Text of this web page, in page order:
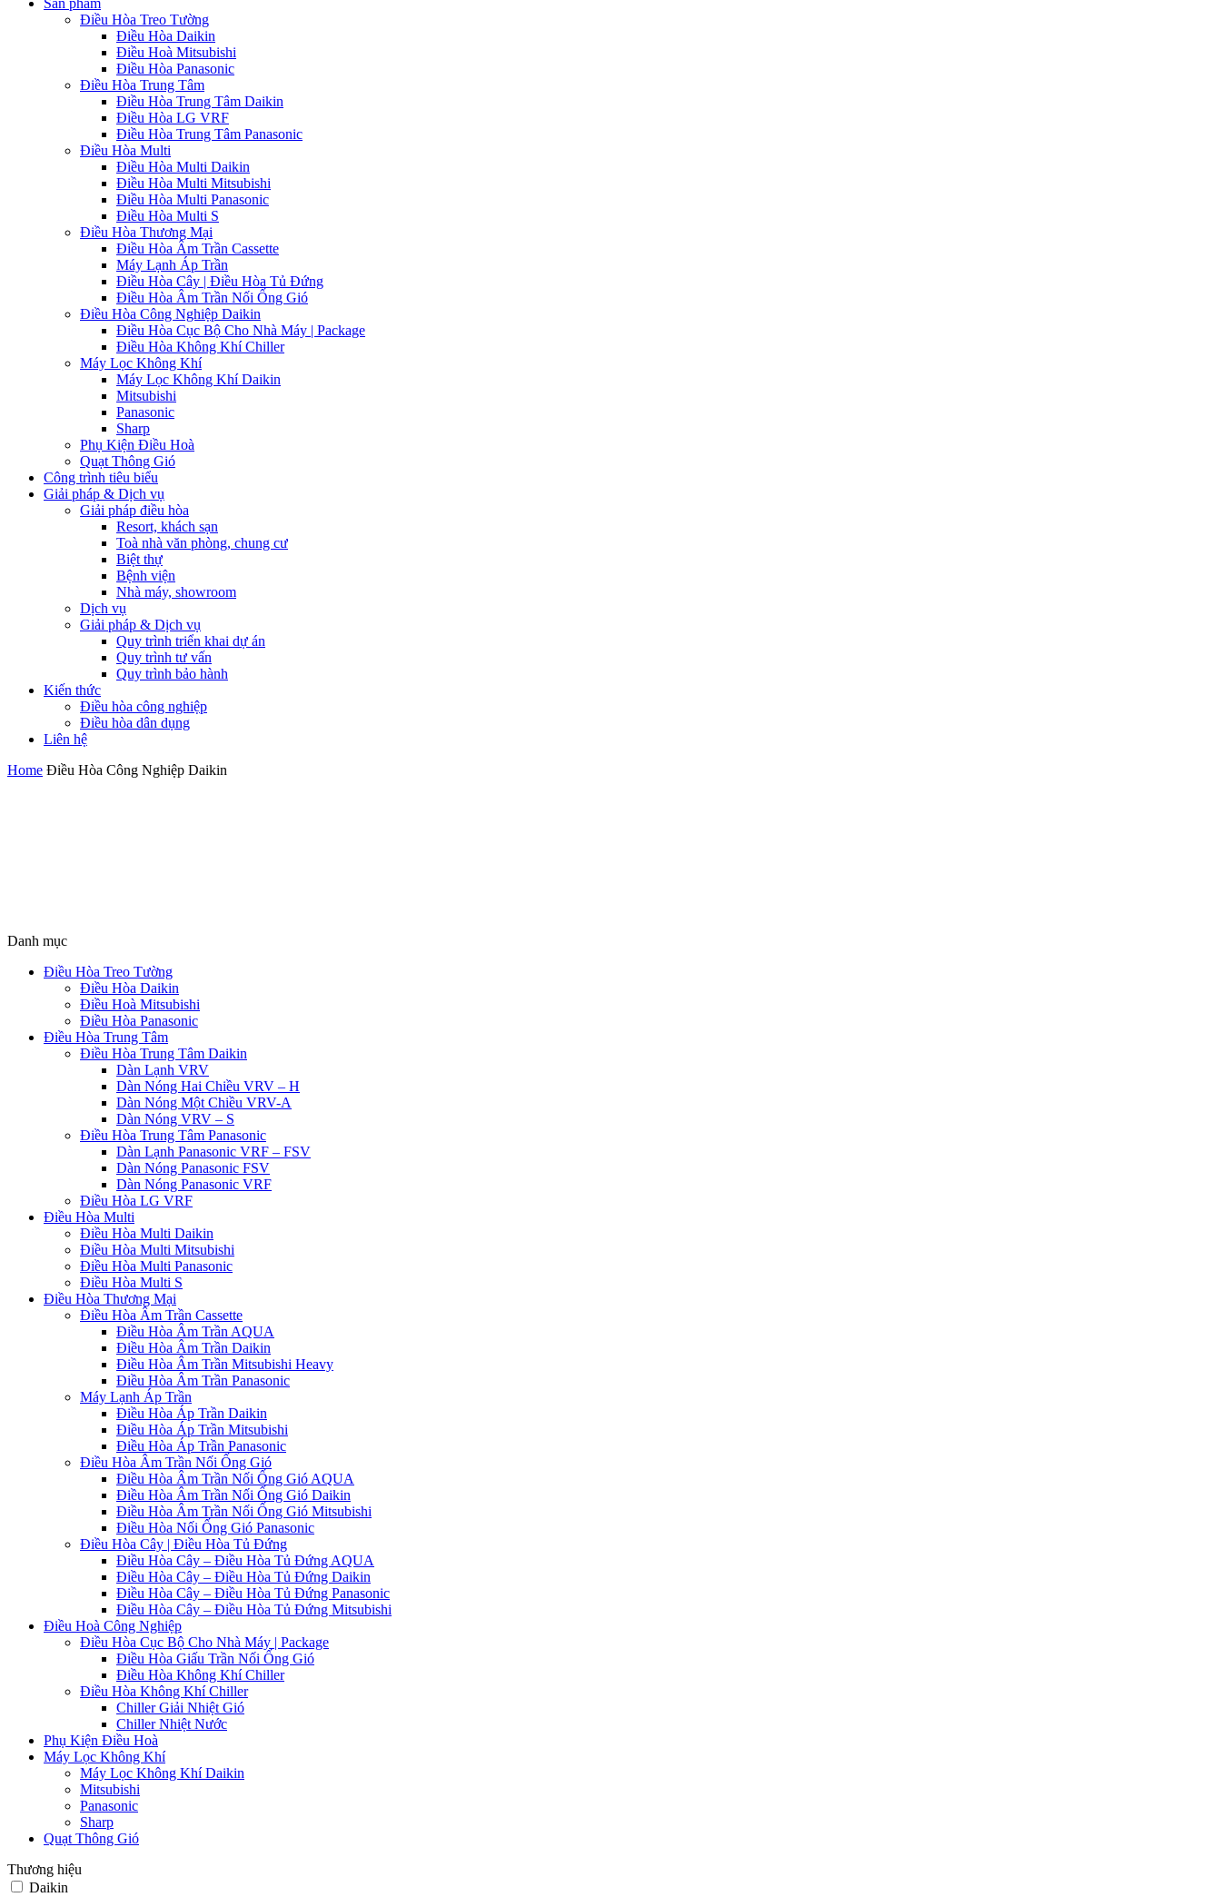
Sản phẩm
Điều Hòa Treo Tường
Điều Hòa Daikin
Điều Hoà Mitsubishi
Điều Hòa Panasonic
Điều Hòa Trung Tâm
Điều Hòa Trung Tâm Daikin
Điều Hòa LG VRF
Điều Hòa Trung Tâm Panasonic
Điều Hòa Multi
Điều Hòa Multi Daikin
Điều Hòa Multi Mitsubishi
Điều Hòa Multi Panasonic
Điều Hòa Multi S
Điều Hòa Thương Mại
Điều Hòa Âm Trần Cassette
Máy Lạnh Áp Trần
Điều Hòa Cây | Điều Hòa Tủ Đứng
Điều Hòa Âm Trần Nối Ống Gió
Điều Hòa Công Nghiệp Daikin
Điều Hòa Cục Bộ Cho Nhà Máy | Package
Điều Hòa Không Khí Chiller
Máy Lọc Không Khí
Máy Lọc Không Khí Daikin
Mitsubishi
Panasonic
Sharp
Phụ Kiện Điều Hoà
Quạt Thông Gió
Công trình tiêu biểu
Giải pháp & Dịch vụ
Giải pháp điều hòa
Resort, khách sạn
Toà nhà văn phòng, chung cư
Biệt thự
Bệnh viện
Nhà máy, showroom
Dịch vụ
Giải pháp & Dịch vụ
Quy trình triển khai dự án
Quy trình tư vấn
Quy trình bảo hành
Kiến thức
Điều hòa công nghiệp
Điều hòa dân dụng
Liên hệ
Home Điều Hòa Công Nghiệp Daikin
Danh mục
Điều Hòa Treo Tường
Điều Hòa Daikin
Điều Hoà Mitsubishi
Điều Hòa Panasonic
Điều Hòa Trung Tâm
Điều Hòa Trung Tâm Daikin
Dàn Lạnh VRV
Dàn Nóng Hai Chiều VRV – H
Dàn Nóng Một Chiều VRV-A
Dàn Nóng VRV – S
Điều Hòa Trung Tâm Panasonic
Dàn Lạnh Panasonic VRF – FSV
Dàn Nóng Panasonic FSV
Dàn Nóng Panasonic VRF
Điều Hòa LG VRF
Điều Hòa Multi
Điều Hòa Multi Daikin
Điều Hòa Multi Mitsubishi
Điều Hòa Multi Panasonic
Điều Hòa Multi S
Điều Hòa Thương Mại
Điều Hòa Âm Trần Cassette
Điều Hòa Âm Trần AQUA
Điều Hòa Âm Trần Daikin
Điều Hòa Âm Trần Mitsubishi Heavy
Điều Hòa Âm Trần Panasonic
Máy Lạnh Áp Trần
Điều Hòa Áp Trần Daikin
Điều Hòa Áp Trần Mitsubishi
Điều Hòa Áp Trần Panasonic
Điều Hòa Âm Trần Nối Ống Gió
Điều Hòa Âm Trần Nối Ống Gió AQUA
Điều Hòa Âm Trần Nối Ống Gió Daikin
Điều Hòa Âm Trần Nối Ống Gió Mitsubishi
Điều Hòa Nối Ống Gió Panasonic
Điều Hòa Cây | Điều Hòa Tủ Đứng
Điều Hòa Cây – Điều Hòa Tủ Đứng AQUA
Điều Hòa Cây – Điều Hòa Tủ Đứng Daikin
Điều Hòa Cây – Điều Hòa Tủ Đứng Panasonic
Điều Hòa Cây – Điều Hòa Tủ Đứng Mitsubishi
Điều Hoà Công Nghiệp
Điều Hòa Cục Bộ Cho Nhà Máy | Package
Điều Hòa Giấu Trần Nối Ống Gió
Điều Hòa Không Khí Chiller
Điều Hòa Không Khí Chiller
Chiller Giải Nhiệt Gió
Chiller Nhiệt Nước
Phụ Kiện Điều Hoà
Máy Lọc Không Khí
Máy Lọc Không Khí Daikin
Mitsubishi
Panasonic
Sharp
Quạt Thông Gió
Thương hiệu
Daikin